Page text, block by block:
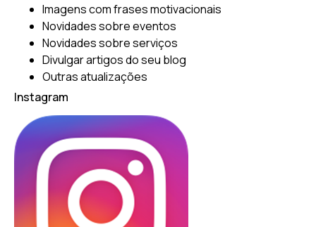
Imagens com frases motivacionais
Novidades sobre eventos
Novidades sobre serviços
Divulgar artigos do seu blog
Outras atualizações
Instagram